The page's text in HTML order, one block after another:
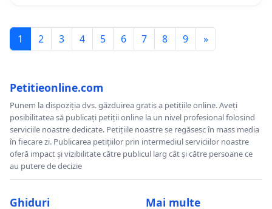
1 2 3 4 5 6 7 8 9 »
Petitieonline.com
Punem la dispoziția dvs. găzduirea gratis a petițiile online. Aveți
posibilitatea să publicați petiții online la un nivel profesional folosind
serviciile noastre dedicate. Petițiile noastre se regăsesc în mass media
în fiecare zi. Publicarea petițiilor prin intermediul serviciilor noastre
oferă impact și vizibilitate către publicul larg cât și către persoane ce
au putere de decizie
Ghiduri Mai multe